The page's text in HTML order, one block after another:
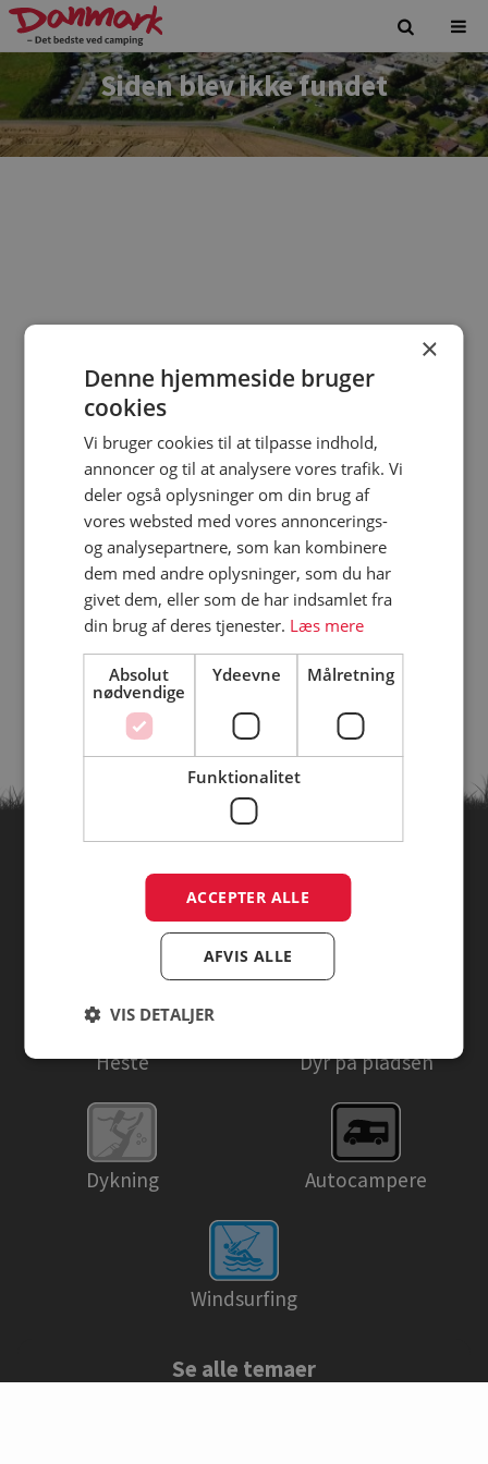
Siden blev ikke fundet
Vi beklager. Siden du forsøgte at tilgå findes ikke.
Find campingpladser ud fra
temaer
Heste Dyr på pladsen
Dykning Autocampere
Windsurfing
Se alle temaer
×
Denne hjemmeside bruger
cookies
Vi bruger cookies til at tilpasse indhold,
annoncer og til at analysere vores trafik. Vi
deler også oplysninger om din brug af
vores websted med vores annoncerings-
og analysepartnere, som kan kombinere
dem med andre oplysninger, som du har
givet dem, eller som de har indsamlet fra
din brug af deres tjenester. Læs mere
Absolut
nødvendige
Ydeevne Målretning
Funktionalitet
ACCEPTER ALLE
AFVIS ALLE
VIS DETALJER